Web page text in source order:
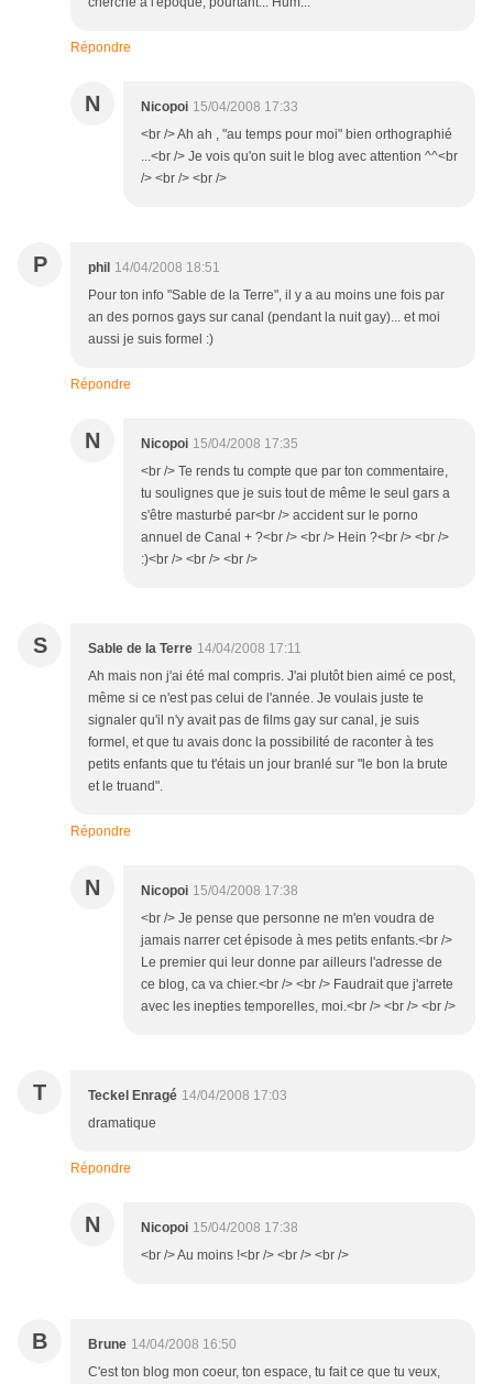
Répondre
N Nicopoi 15/04/2008 17:33
<br /> Ah ah , "au temps pour moi" bien orthographié
...<br /> Je vois qu'on suit le blog avec attention ^^<br
/> <br /> <br />
P phil 14/04/2008 18:51
Pour ton info "Sable de la Terre", il y a au moins une fois par
an des pornos gays sur canal (pendant la nuit gay)... et moi
aussi je suis formel :)
Répondre
N Nicopoi 15/04/2008 17:35
<br /> Te rends tu compte que par ton commentaire,
tu soulignes que je suis tout de même le seul gars a
s'être masturbé par<br /> accident sur le porno
annuel de Canal + ?<br /> <br /> Hein ?<br /> <br />
:)<br /> <br /> <br />
S Sable de la Terre 14/04/2008 17:11
Ah mais non j'ai été mal compris. J'ai plutôt bien aimé ce post,
même si ce n'est pas celui de l'année. Je voulais juste te
signaler qu'il n'y avait pas de films gay sur canal, je suis
formel, et que tu avais donc la possibilité de raconter à tes
petits enfants que tu t'étais un jour branlé sur "le bon la brute
et le truand".
Répondre
N Nicopoi 15/04/2008 17:38
<br /> Je pense que personne ne m'en voudra de
jamais narrer cet épisode à mes petits enfants.<br />
Le premier qui leur donne par ailleurs l'adresse de
ce blog, ca va chier.<br /> <br /> Faudrait que j'arrete
avec les inepties temporelles, moi.<br /> <br /> <br />
T Teckel Enragé 14/04/2008 17:03
dramatique
Répondre
N Nicopoi 15/04/2008 17:38
<br /> Au moins !<br /> <br /> <br />
B Brune 14/04/2008 16:50
C'est ton blog mon coeur, ton espace, tu fait ce que tu veux,